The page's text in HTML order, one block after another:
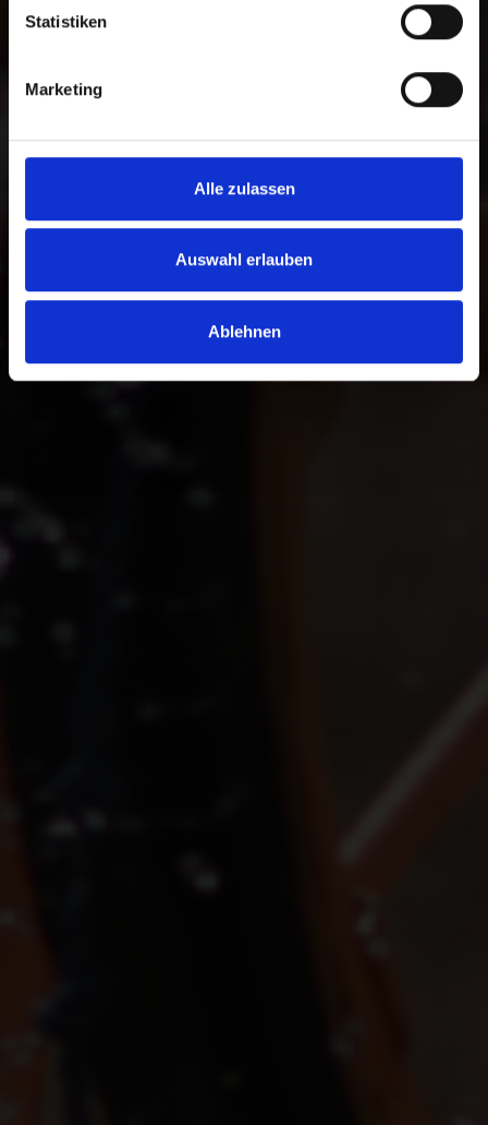
Statistiken
Marketing
Alle zulassen
Auswahl erlauben
Ablehnen